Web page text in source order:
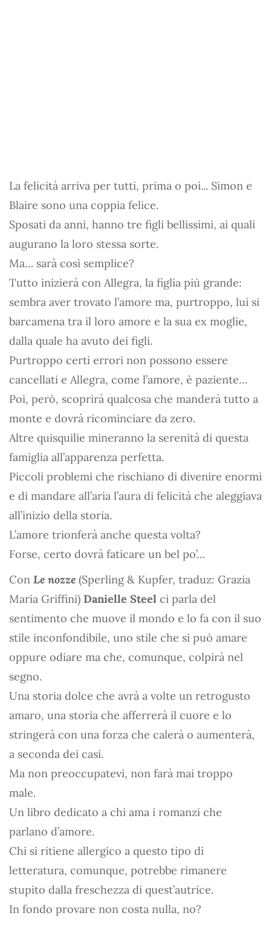
La felicità arriva per tutti, prima o poi... Simon e
Blaire sono una coppia felice.
Sposati da anni, hanno tre figli bellissimi, ai quali
augurano la loro stessa sorte.
Ma… sarà così semplice?
Tutto inizierà con Allegra, la figlia più grande:
sembra aver trovato l’amore ma, purtroppo, lui si
barcamena tra il loro amore e la sua ex moglie,
dalla quale ha avuto dei figli.
Purtroppo certi errori non possono essere
cancellati e Allegra, come l’amore, è paziente…
Poi, però, scoprirà qualcosa che manderà tutto a
monte e dovrà ricominciare da zero.
Altre quisquilie mineranno la serenità di questa
famiglia all’apparenza perfetta.
Piccoli problemi che rischiano di divenire enormi
e di mandare all’aria l’aura di felicità che aleggiava
all’inizio della storia.
L’amore trionferà anche questa volta?
Forse, certo dovrà faticare un bel po’…
Con Le nozze (Sperling & Kupfer, traduz: Grazia
Maria Griffini) Danielle Steel ci parla del
sentimento che muove il mondo e lo fa con il suo
stile inconfondibile, uno stile che si può amare
oppure odiare ma che, comunque, colpirà nel
segno.
Una storia dolce che avrà a volte un retrogusto
amaro, una storia che afferrerà il cuore e lo
stringerà con una forza che calerà o aumenterà,
a seconda dei casi.
Ma non preoccupatevi, non farà mai troppo
male.
Un libro dedicato a chi ama i romanzi che
parlano d’amore.
Chi si ritiene allergico a questo tipo di
letteratura, comunque, potrebbe rimanere
stupito dalla freschezza di quest’autrice.
In fondo provare non costa nulla, no?